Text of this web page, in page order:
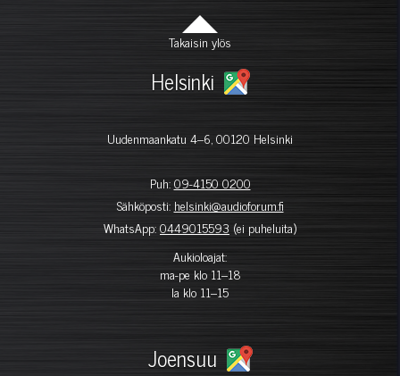
Takaisin ylös
Helsinki
Uudenmaankatu 4–6, 00120 Helsinki
Puh:09-4150 0200
Sähköposti: helsinki@audioforum.fi
WhatsApp:0449015593 (ei puheluita)
Aukioloajat:
ma-pe klo 11–18
la klo 11–15
Joensuu